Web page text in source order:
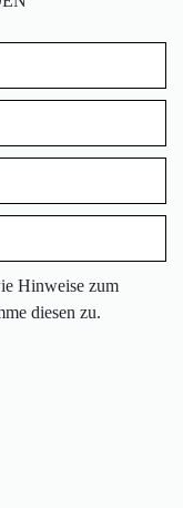
Hinweise zum
diesen zu.